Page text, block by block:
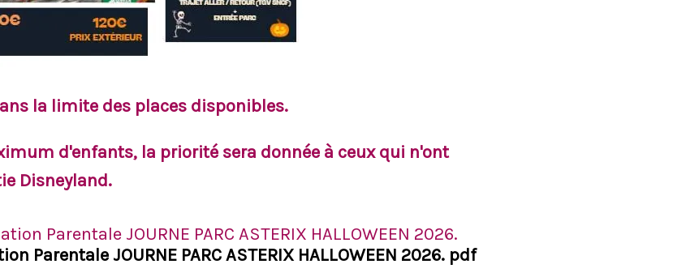
la limite des places disponibles.
d'enfants, la priorité sera donnée à ceux qui n'ont
Disneyland.
Parentale JOURNE PARC ASTERIX HALLOWEEN 2026. pdf